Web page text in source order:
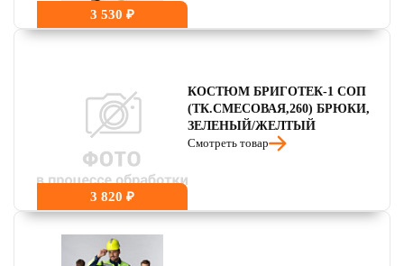
3 530 ₽
3 820 ₽
КОСТЮМ БРИГОТЕК-1 СОП
(ТК.СМЕСОВАЯ,260) БРЮКИ,
ЗЕЛЕНЫЙ/ЖЕЛТЫЙ
Смотреть товар